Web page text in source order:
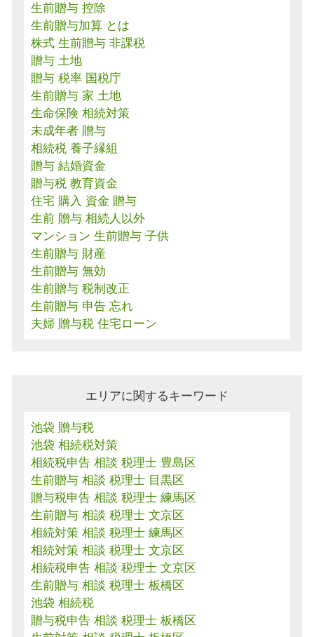
生前贈与 控除
生前贈与加算 とは
株式 生前贈与 非課税
贈与 土地
贈与 税率 国税庁
生前贈与 家 土地
生命保険 相続対策
未成年者 贈与
相続税 養子縁組
贈与 結婚資金
贈与税 教育資金
住宅 購入 資金 贈与
生前 贈与 相続人以外
マンション 生前贈与 子供
生前贈与 財産
生前贈与 無効
生前贈与 税制改正
生前贈与 申告 忘れ
夫婦 贈与税 住宅ローン
エリアに関するキーワード
池袋 贈与税
池袋 相続税対策
相続税申告 相談 税理士 豊島区
生前贈与 相談 税理士 目黒区
贈与税申告 相談 税理士 練馬区
生前贈与 相談 税理士 文京区
相続対策 相談 税理士 練馬区
相続対策 相談 税理士 文京区
相続税申告 相談 税理士 文京区
生前贈与 相談 税理士 板橋区
池袋 相続税
贈与税申告 相談 税理士 板橋区